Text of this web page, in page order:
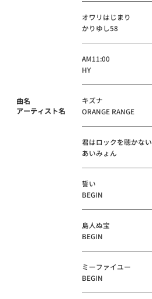
曲名
アーティスト名
オワリはじまり
かりゆし58
AM11:00
HY
キズナ
ORANGE RANGE
君はロックを聴かない
あいみょん
誓い
BEGIN
島人ぬ宝
BEGIN
ミーファイユー
BEGIN